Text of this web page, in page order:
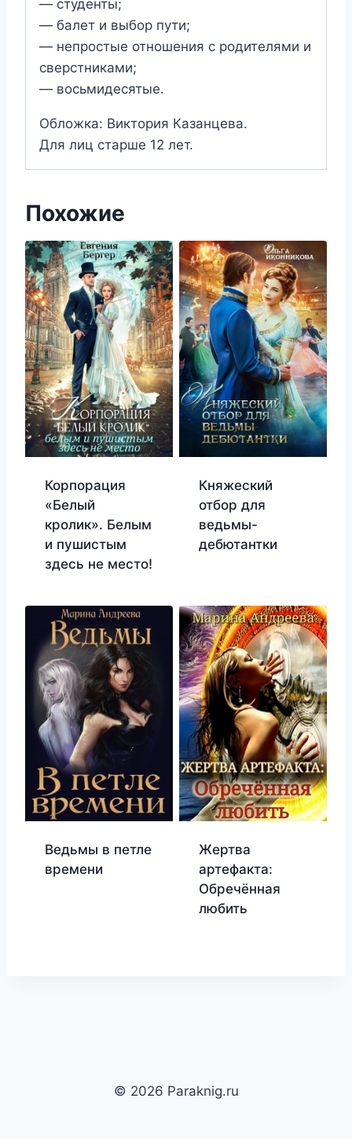
— студенты;
— балет и выбор пути;
— непростые отношения с родителями и
сверстниками;
— восьмидесятые.
Обложка: Виктория Казанцева.
Для лиц старше 12 лет.
Похожие
Корпорация
«Белый
кролик». Белым
и пушистым
здесь не место!
Княжеский
отбор для
ведьмы-
дебютантки
Ведьмы в петле
времени
Жертва
артефакта:
Обречённая
любить
© 2026 Paraknig.ru